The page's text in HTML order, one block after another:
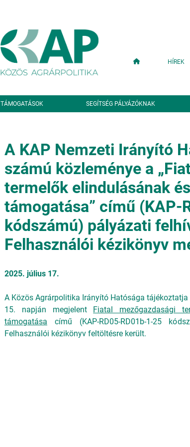
Fő navigáció
HÍREK
Másodlagos navigáció
TÁMOGATÁSOK SEGÍTSÉG PÁLYÁZÓKNAK
A KAP Nemzeti Irányító
számú közleménye a
termelők elindulásának
támogatása” című (KAP-
kódszámú) pályázati
Felhasználói kézikönyv
2025. július 17.
A Közös Agrárpolitika Irányító Hatósága
15. napján megjelent Fiatal mezőgazdasági
támogatása című (KAP-RD05-RD01b-1-25
Felhasználói kézikönyv feltöltésre került.